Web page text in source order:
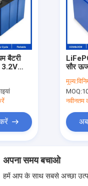
बैटरी
3.2V
सौर
ODM
बैटरी
मूल्य:
MOQ:
नवीनतम
अपना समय बचाओ
हमें आप के साथ सबसे अच्छा